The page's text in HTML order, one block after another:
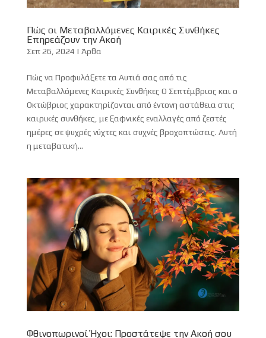
Πώς οι Μεταβαλλόμενες Καιρικές Συνθήκες
Επηρεάζουν την Ακοή
Σεπ 26, 2024 | Άρθα
Πώς να Προφυλάξετε τα Αυτιά σας από τις
Μεταβαλλόμενες Καιρικές Συνθήκες Ο Σεπτέμβριος και ο
Οκτώβριος χαρακτηρίζονται από έντονη αστάθεια στις
καιρικές συνθήκες, με ξαφνικές εναλλαγές από ζεστές
ημέρες σε ψυχρές νύχτες και συχνές βροχοπτώσεις. Αυτή
η μεταβατική...
Φθινοπωρινοί Ήχοι: Προστάτεψε την Ακοή σου